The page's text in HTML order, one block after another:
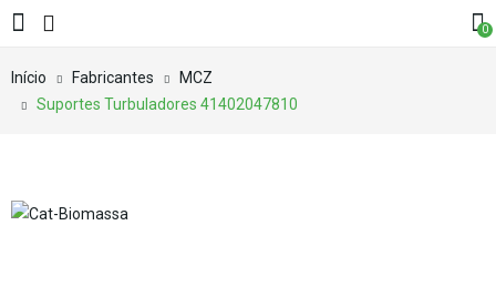
0
Início Fabricantes
MCZ
Suportes Turbuladores 41402047810